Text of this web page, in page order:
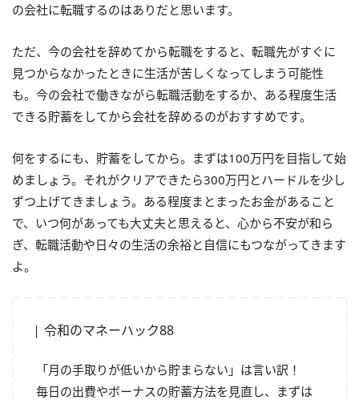
の会社に転職するのはありだと思います。
ただ、今の会社を辞めてから転職をすると、転職先がすぐに
見つからなかったときに生活が苦しくなってしまう可能性
も。今の会社で働きながら転職活動をするか、ある程度生活
できる貯蓄をしてから会社を辞めるのがおすすめです。
何をするにも、貯蓄をしてから。まずは100万円を目指して始
めましょう。それがクリアできたら300万円とハードルを少し
ずつ上げてきましょう。ある程度まとまったお金があること
で、いつ何があっても大丈夫と思えると、心から不安が和ら
ぎ、転職活動や日々の生活の余裕と自信にもつながってきます
よ。
令和のマネーハック88
「月の手取りが低いから貯まらない」は言い訳！
毎日の出費やボーナスの貯蓄方法を見直し、まずは